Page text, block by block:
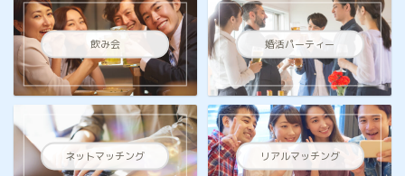
飲み会 婚活パーティー
ネットマッチング リアルマッチング